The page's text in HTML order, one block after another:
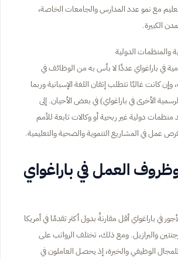
مع نمو عدد المدارس والجامعات الخاصة،
الكبيرة.
والمنظمات الدولية
في باراغواي عددًا لا بأس به من الوظائف في
كانت غالبًا تتطلب إتقان اللغة الإسبانية وربما
الرسمية الأخرى في باراغواي) في بعض الأحيان. إلى
دولية غير ربحية أو وكالات تابعة للأمم
عمل في المشاريع التنموية والصحية والتعليمية.
وظروف العمل في باراغواي
في باراغواي أقل مقارنةً بدول أكثر تقدمًا في أمريكا
والبرازيل. ومع ذلك، تختلف الرواتب على
الوظيفي والخبرة، إذ يحصل العاملون في